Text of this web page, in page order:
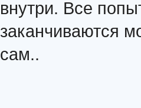
внутри. Все
заканчиваются
сам..